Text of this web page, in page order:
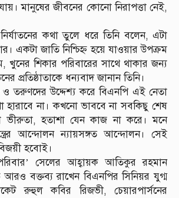
মানুষের জীবনের কোনো নিরাপত্তা নেই,
কথা তুলে ধরে তিনি বলেন, এটা
একটা জাতি নিশ্চিহ্ন হয়ে যাওয়ার উপক্রম
শিকার পরিবারের সাথে থাকার জন্য
প্রতিষ্ঠাতাকে ধন্যবাদ জানান তিনি।
ও তরুণদের উদ্দেশ্য করে বিএনপি এই নেতা
না। কখনো ভাববে না সবকিছু শেষ
ভীরুতা, হতাশা যেন কাজ না করে। মনে
আন্দোলন ন্যায়সঙ্গত আন্দোলন। সেই
হবোই।
সেলের আহ্বায়ক আতিকুর রহমান
আরও বক্তব্য রাখেন বিএনপির সিনিয়র যুগ্ম
রুহুল কবির রিজভী, চেয়ারপার্সনের